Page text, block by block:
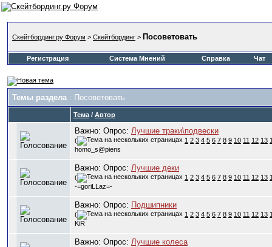
Скейтбординг.ру Форум > Скейтбординг > Посоветовать
Регистрация Система Мнений Справка Чат
Темы раздела : Посоветовать
Тема / Автор
Важно: Опрос: Лучшие траки\подвески
( 1 2 3 4 5 6 7 8 9 10 11 12 13
homo_s@piens
Важно: Опрос: Лучшие деки
( 1 2 3 4 5 6 7 8 9 10 11 12 13
-=goriLLaz=-
Важно: Опрос: Подшипники
( 1 2 3 4 5 6 7 8 9 10 11 12 13
KiR
Важно: Опрос: Лучшие колеса